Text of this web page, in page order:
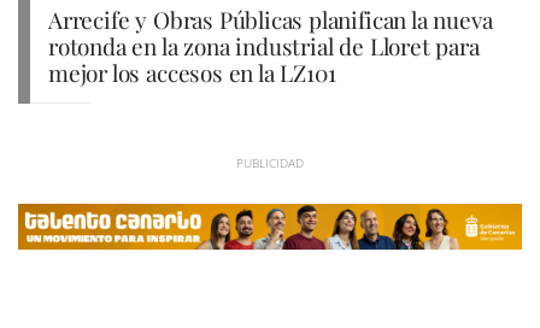
Arrecife y Obras Públicas planifican la nueva
rotonda en la zona industrial de Lloret para
mejor los accesos en la LZ101